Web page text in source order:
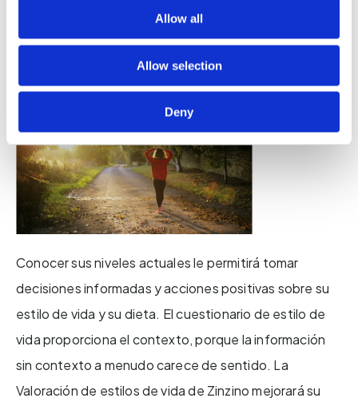
Allow all
Allow selection
Deny
desarrollar diabetes tipo 2, que es una creciente
preocupación de salud mundial.
Conocer sus niveles actuales le permitirá tomar
decisiones informadas y acciones positivas sobre su
estilo de vida y su dieta. El cuestionario de estilo de
vida proporciona el contexto, porque la información
sin contexto a menudo carece de sentido. La
Valoración de estilos de vida de Zinzino mejorará su